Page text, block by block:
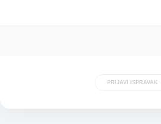
PRIJAVI ISPRAVAK